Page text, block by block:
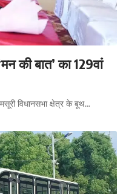
की बात’ का 129वां
विधानसभा क्षेत्र के बूथ…